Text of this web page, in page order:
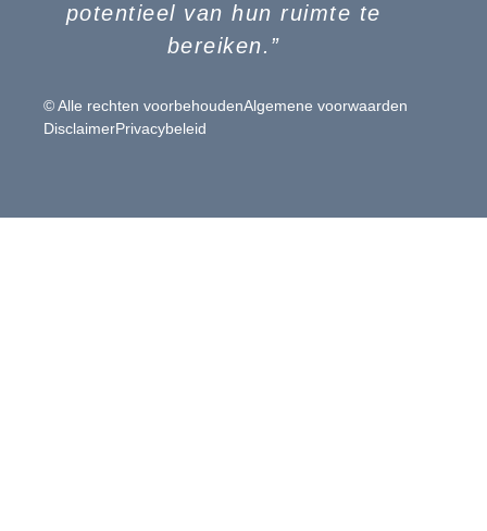
potentieel van hun ruimte te
bereiken.”
© Alle rechten voorbehoudenAlgemene voorwaarden
DisclaimerPrivacybeleid